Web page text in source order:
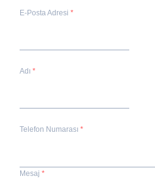
E-Posta Adresi
Adı
Telefon Numarası
Mesaj